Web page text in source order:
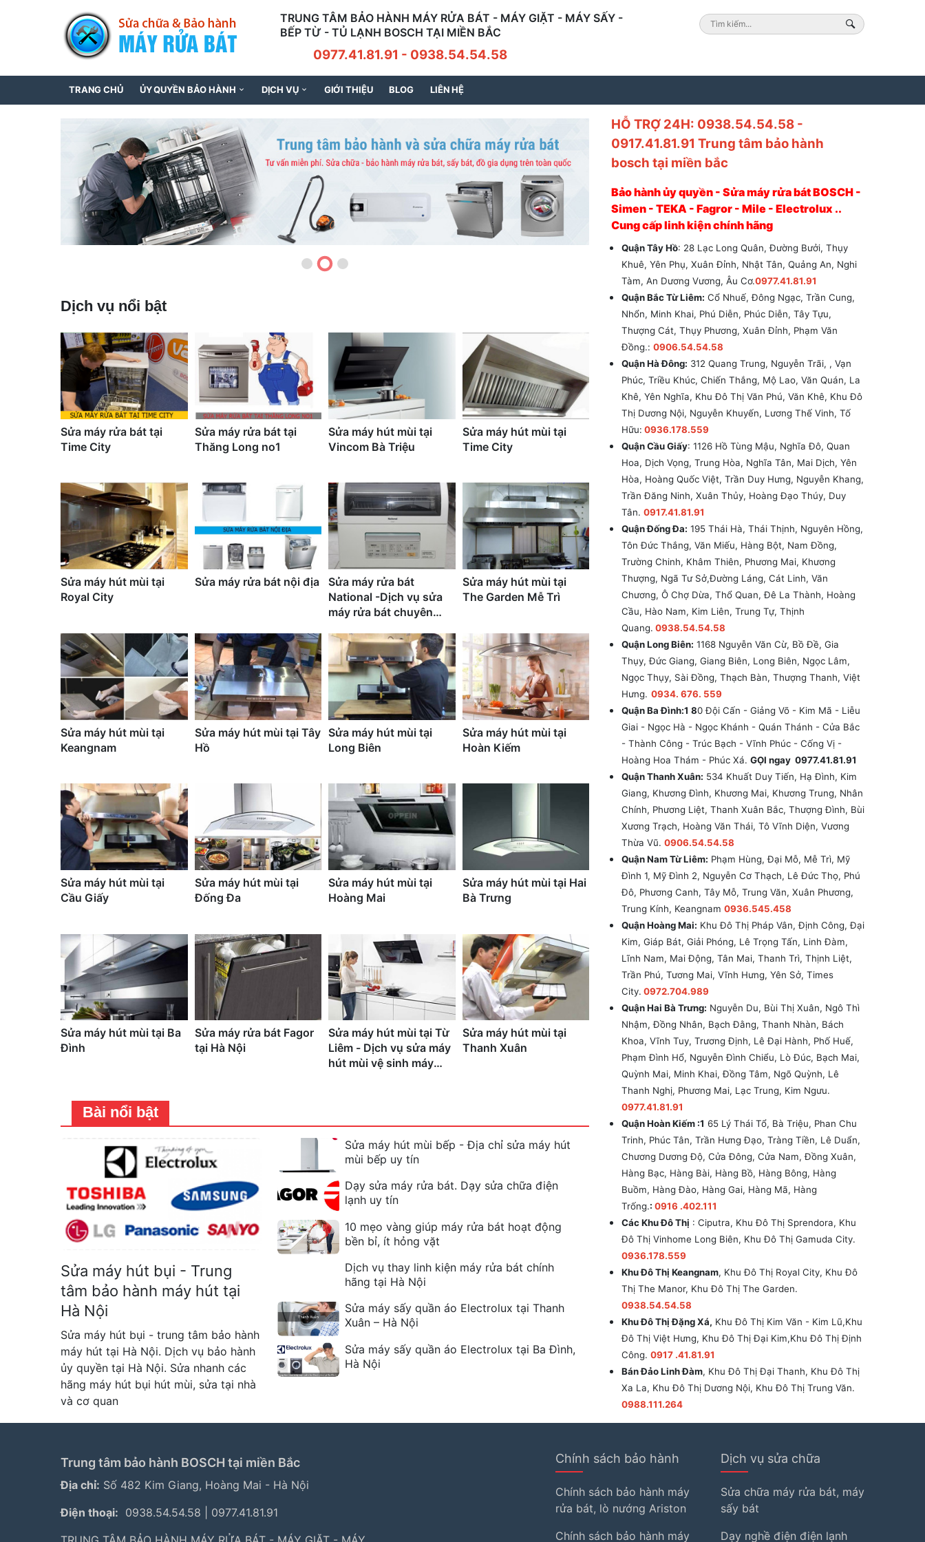
TRUNG TÂM BẢO HÀNH MÁY RỬA BÁT - MÁY GIẶT - MÁY SẤY -
BẾP TỪ - TỦ LẠNH BOSCH TẠI MIỀN BẮC
0977.41.81.91 - 0938.54.54.58
TRANG CHỦ ỦY QUYỀN BẢO HÀNH DỊCH VỤ GIỚI THIỆU BLOG LIÊN HỆ
Dịch vụ nổi bật
Sửa máy rửa bát tại
Time City
Sửa máy rửa bát tại
Thăng Long no1
Sửa máy hút mùi tại
Vincom Bà Triệu
Sửa máy hút mùi tại
Time City
Sửa máy hút mùi tại
Royal City
Sửa máy rửa bát nội địa
Sửa máy rửa bát
National -Dịch vụ sửa
máy rửa bát chuyên
Nhật Bản hàng xách tay
Sửa máy hút mùi tại
The Garden Mễ Trì
Sửa máy hút mùi tại
Keangnam
Sửa máy hút mùi tại Tây
Hồ
Sửa máy hút mùi tại
Long Biên
Sửa máy hút mùi tại
Hoàn Kiếm
Sửa máy hút mùi tại
Cầu Giấy
Sửa máy hút mùi tại
Đống Đa
Sửa máy hút mùi tại
Hoàng Mai
Sửa máy hút mùi tại Hai
Bà Trưng
Sửa máy hút mùi tại Ba
Đình
Sửa máy rửa bát Fagor
tại Hà Nội
Sửa máy hút mùi tại Từ
Liêm - Dịch vụ sửa máy
hút mùi vệ sinh máy
Sửa máy hút mùi tại
Thanh Xuân
Bài nổi bật
Sửa máy hút bụi - Trung
tâm bảo hành máy hút tại
Hà Nội
Sửa máy hút bụi - trung tâm bảo hành
máy hút tại Hà Nội. Dịch vụ bảo hành
ủy quyền tại Hà Nội. Sửa nhanh các
hãng máy hút bụi hút mùi, sửa tại nhà
và cơ quan
Sửa máy hút mùi bếp - Địa chỉ sửa máy hút
mùi bếp uy tín
Dạy sửa máy rửa bát. Dạy sửa chữa điện
lạnh uy tín
10 mẹo vàng giúp máy rửa bát hoạt động
bền bỉ, ít hỏng vặt
Dịch vụ thay linh kiện máy rửa bát chính
hãng tại Hà Nội
Sửa máy sấy quần áo Electrolux tại Thanh
Xuân – Hà Nội
Sửa máy sấy quần áo Electrolux tại Ba Đình,
Hà Nội
HỖ TRỢ 24H: 0938.54.54.58 -
0917.41.81.91 Trung tâm bảo hành
bosch tại miền bắc
Bảo hành ủy quyền - Sửa máy rửa bát BOSCH -
Simen - TEKA - Fagror - Mile - Electrolux ..
Cung cấp linh kiện chính hãng
Quận Tây Hồ: 28 Lạc Long Quân, Đường Bưởi, Thụy
Khuê, Yên Phụ, Xuân Đỉnh, Nhật Tân, Quảng An, Nghi
Tàm, An Dương Vương, Âu Cơ.0977.41.81.91
Quận Bắc Từ Liêm: Cổ Nhuế, Đông Ngạc, Trần Cung,
Nhổn, Minh Khai, Phú Diễn, Phúc Diễn, Tây Tựu,
Thượng Cát, Thụy Phương, Xuân Đỉnh, Phạm Văn
Đồng.: 0906.54.54.58
Quận Hà Đông: 312 Quang Trung, Nguyễn Trãi, , Vạn
Phúc, Triều Khúc, Chiến Thắng, Mộ Lao, Văn Quán, La
Khê, Yên Nghĩa, Khu Đô Thị Văn Phú, Văn Khê, Khu Đô
Thị Dương Nội, Nguyễn Khuyến, Lương Thế Vinh, Tố
Hữu: 0936.178.559
Quận Cầu Giấy: 1126 Hồ Tùng Mậu, Nghĩa Đô, Quan
Hoa, Dịch Vọng, Trung Hòa, Nghĩa Tân, Mai Dịch, Yên
Hòa, Hoàng Quốc Việt, Trần Duy Hưng, Nguyễn Khang,
Trần Đăng Ninh, Xuân Thủy, Hoàng Đạo Thúy, Duy
Tân. 0917.41.81.91
Quận Đống Đa: 195 Thái Hà, Thái Thịnh, Nguyên Hồng,
Tôn Đức Thắng, Văn Miếu, Hàng Bột, Nam Đồng,
Trường Chinh, Khâm Thiên, Phương Mai, Khương
Thượng, Ngã Tư Sở,Đường Láng, Cát Linh, Văn
Chương, Ô Chợ Dừa, Thổ Quan, Đê La Thành, Hoàng
Cầu, Hào Nam, Kim Liên, Trung Tự, Thịnh
Quang. 0938.54.54.58
Quận Long Biên: 1168 Nguyễn Văn Cừ, Bồ Đề, Gia
Thụy, Đức Giang, Giang Biên, Long Biên, Ngọc Lâm,
Ngọc Thụy, Sài Đồng, Thạch Bàn, Thượng Thanh, Việt
Hưng. 0934. 676. 559
Quận Ba Đình:1 80 Đội Cấn - Giảng Võ - Kim Mã - Liễu
Giai - Ngọc Hà - Ngọc Khánh - Quán Thánh - Cửa Bắc
- Thành Công - Trúc Bạch - Vĩnh Phúc - Cống Vị -
Hoàng Hoa Thám - Phúc Xá. GỌI ngay 0977.41.81.91
Quận Thanh Xuân: 534 Khuất Duy Tiến, Hạ Đình, Kim
Giang, Khương Đình, Khương Mai, Khương Trung, Nhân
Chính, Phương Liệt, Thanh Xuân Bắc, Thượng Đình, Bùi
Xương Trạch, Hoàng Văn Thái, Tô Vĩnh Diện, Vương
Thừa Vũ. 0906.54.54.58
Quận Nam Từ Liêm: Phạm Hùng, Đại Mỗ, Mễ Trì, Mỹ
Đình 1, Mỹ Đình 2, Nguyễn Cơ Thạch, Lê Đức Thọ, Phú
Đô, Phương Canh, Tây Mỗ, Trung Văn, Xuân Phương,
Trung Kính, Keangnam 0936.545.458
Quận Hoàng Mai: Khu Đô Thị Pháp Vân, Định Công, Đại
Kim, Giáp Bát, Giải Phóng, Lê Trọng Tấn, Linh Đàm,
Lĩnh Nam, Mai Động, Tân Mai, Thanh Trì, Thịnh Liệt,
Trần Phú, Tương Mai, Vĩnh Hưng, Yên Sở, Times
City. 0972.704.989
Quận Hai Bà Trưng: Nguyễn Du, Bùi Thị Xuân, Ngô Thì
Nhậm, Đồng Nhân, Bạch Đằng, Thanh Nhàn, Bách
Khoa, Vĩnh Tuy, Trương Định, Lê Đại Hành, Phố Huế,
Phạm Đình Hổ, Nguyễn Đình Chiểu, Lò Đúc, Bạch Mai,
Quỳnh Mai, Minh Khai, Đồng Tâm, Ngõ Quỳnh, Lê
Thanh Nghị, Phương Mai, Lạc Trung, Kim Ngưu.
0977.41.81.91
Quận Hoàn Kiếm :1 65 Lý Thái Tổ, Bà Triệu, Phan Chu
Trinh, Phúc Tân, Trần Hưng Đạo, Tràng Tiền, Lê Duẩn,
Chương Dương Độ, Cửa Đông, Cửa Nam, Đồng Xuân,
Hàng Bạc, Hàng Bài, Hàng Bồ, Hàng Bông, Hàng
Buồm, Hàng Đào, Hàng Gai, Hàng Mã, Hàng
Trống.: 0916 .402.111
Các Khu Đô Thị : Ciputra, Khu Đô Thị Sprendora, Khu
Đô Thị Vinhome Long Biên, Khu Đô Thị Gamuda City.
0936.178.559
Khu Đô Thị Keangnam, Khu Đô Thị Royal City, Khu Đô
Thị The Manor, Khu Đô Thị The Garden.
0938.54.54.58
Khu Đô Thị Đặng Xá, Khu Đô Thị Kim Văn - Kim Lũ,Khu
Đô Thị Việt Hưng, Khu Đô Thị Đại Kim,Khu Đô Thị Định
Công. 0917 .41.81.91
Bán Đảo Linh Đàm, Khu Đô Thị Đại Thanh, Khu Đô Thị
Xa La, Khu Đô Thị Dương Nội, Khu Đô Thị Trung Văn.
0988.111.264
Dịch vụ sửa chữa
Sửa chữa máy rửa bát, máy
sấy bát
Dạy nghề điện điện lạnh
Chính sách bảo hành
Chính sách bảo hành máy
rửa bát, lò nướng Ariston
Chính sách bảo hành máy
Trung tâm bảo hành BOSCH tại miền Bắc
Địa chỉ: Số 482 Kim Giang, Hoàng Mai - Hà Nội
Điện thoại: 0938.54.54.58
0977.41.81.91